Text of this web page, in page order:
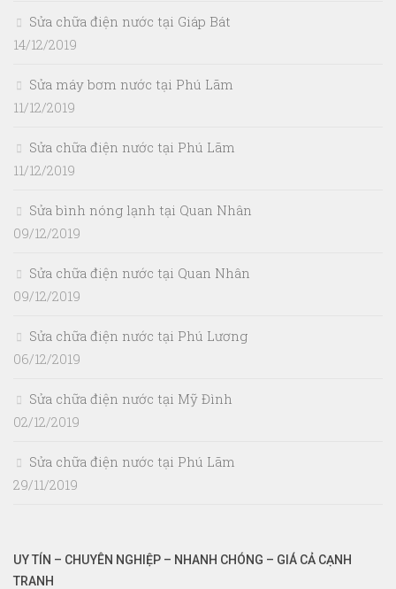
Sửa chữa điện nước tại Giáp Bát
14/12/2019
Sửa máy bơm nước tại Phú Lãm
11/12/2019
Sửa chữa điện nước tại Phú Lãm
11/12/2019
Sửa bình nóng lạnh tại Quan Nhân
09/12/2019
Sửa chữa điện nước tại Quan Nhân
09/12/2019
Sửa chữa điện nước tại Phú Lương
06/12/2019
Sửa chữa điện nước tại Mỹ Đình
02/12/2019
Sửa chữa điện nước tại Phú Lãm
29/11/2019
UY TÍN – CHUYÊN NGHIỆP – NHANH CHÓNG – GIÁ CẢ CẠNH
TRANH